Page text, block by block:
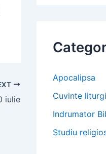
iulie
o
r
Apocalipsa
Cuvinte
Indrumator
Studiu